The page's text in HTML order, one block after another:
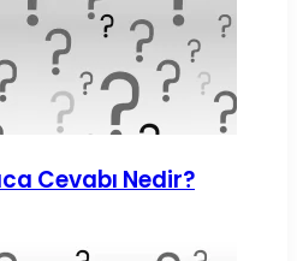
Cevabı Nedir?